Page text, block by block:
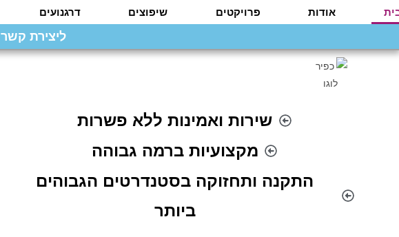
אודות פרויקטים שיפוצים דרגנועים
ליצירת קשר
שירות ואמינות ללא פשרות
מקצועיות ברמה גבוהה
התקנה ותחזוקה בסטנדרטים הגבוהים
ביותר